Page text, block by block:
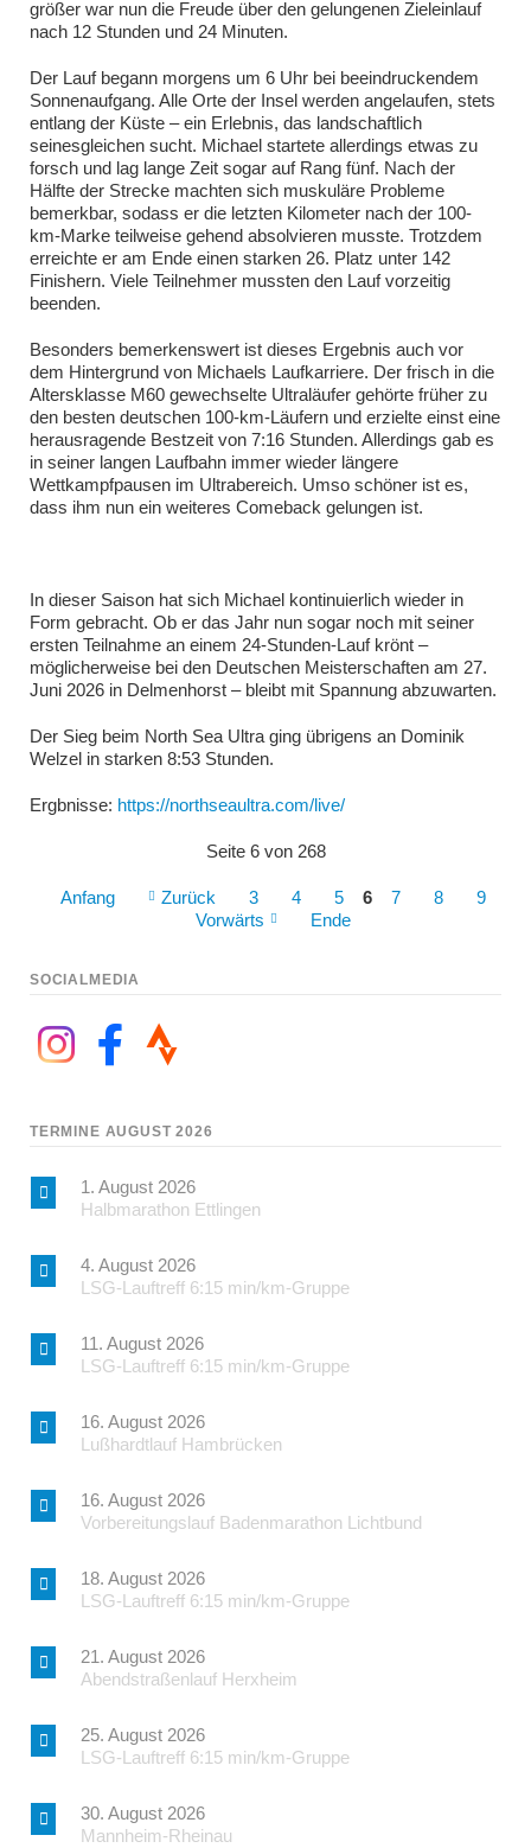
größer war nun die Freude über den gelungenen Zieleinlauf
nach 12 Stunden und 24 Minuten.
Der Lauf begann morgens um 6 Uhr bei beeindruckendem
Sonnenaufgang. Alle Orte der Insel werden angelaufen, stets
entlang der Küste – ein Erlebnis, das landschaftlich
seinesgleichen sucht. Michael startete allerdings etwas zu
forsch und lag lange Zeit sogar auf Rang fünf. Nach der
Hälfte der Strecke machten sich muskuläre Probleme
bemerkbar, sodass er die letzten Kilometer nach der 100-
km-Marke teilweise gehend absolvieren musste. Trotzdem
erreichte er am Ende einen starken 26. Platz unter 142
Finishern. Viele Teilnehmer mussten den Lauf vorzeitig
beenden.
Besonders bemerkenswert ist dieses Ergebnis auch vor
dem Hintergrund von Michaels Laufkarriere. Der frisch in die
Altersklasse M60 gewechselte Ultraläufer gehörte früher zu
den besten deutschen 100-km-Läufern und erzielte einst eine
herausragende Bestzeit von 7:16 Stunden. Allerdings gab es
in seiner langen Laufbahn immer wieder längere
Wettkampfpausen im Ultrabereich. Umso schöner ist es,
dass ihm nun ein weiteres Comeback gelungen ist.
In dieser Saison hat sich Michael kontinuierlich wieder in
Form gebracht. Ob er das Jahr nun sogar noch mit seiner
ersten Teilnahme an einem 24-Stunden-Lauf krönt –
möglicherweise bei den Deutschen Meisterschaften am 27.
Juni 2026 in Delmenhorst – bleibt mit Spannung abzuwarten.
Der Sieg beim North Sea Ultra ging übrigens an Dominik
Welzel in starken 8:53 Stunden.
Ergbnisse: https://northseaultra.com/live/
Seite 6 von 268
Anfang Zurück 3 4 5 6 7 8
9
Vorwärts
Ende
SOCIALMEDIA
TERMINE AUGUST 2026
1. August 2026
Halbmarathon Ettlingen
4. August 2026
LSG-Lauftreff 6:15 min/km-Gruppe
11. August 2026
LSG-Lauftreff 6:15 min/km-Gruppe
16. August 2026
Lußhardtlauf Hambrücken
16. August 2026
Vorbereitungslauf Badenmarathon Lichtbund
18. August 2026
LSG-Lauftreff 6:15 min/km-Gruppe
21. August 2026
Abendstraßenlauf Herxheim
25. August 2026
LSG-Lauftreff 6:15 min/km-Gruppe
30. August 2026
Mannheim-Rheinau